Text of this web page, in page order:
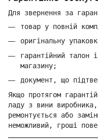
Для звернення за
товар у повній
оригінальну
гарантійний талон
магазину;
документ, що
Якщо протягом
ладу з вини
ремонтується або
неможливий, гроші